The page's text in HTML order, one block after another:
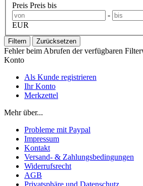
Preis Preis bis
-
EUR
Filtern Zurücksetzen
Fehler beim Abrufen der verfügbaren
Konto
Als Kunde registrieren
Ihr Konto
Merkzettel
Mehr über...
Probleme mit Paypal
Impressum
Kontakt
Versand- & Zahlungsbedingungen
Widerrufsrecht
AGB
Privatsphäre und Datenschutz